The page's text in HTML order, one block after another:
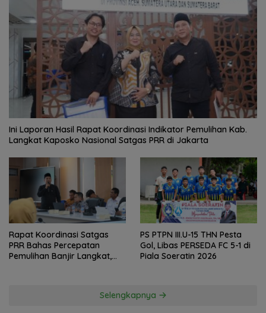
Ini Laporan Hasil Rapat Koordinasi Indikator Pemulihan Kab.
Langkat Kaposko Nasional Satgas PRR di Jakarta
Rapat Koordinasi Satgas
PRR Bahas Percepatan
Pemulihan Banjir Langkat,
PS PTPN III.U-15 THN Pesta
Gol, Libas PERSEDA FC 5-1 di
Piala Soeratin 2026
Selengkapnya